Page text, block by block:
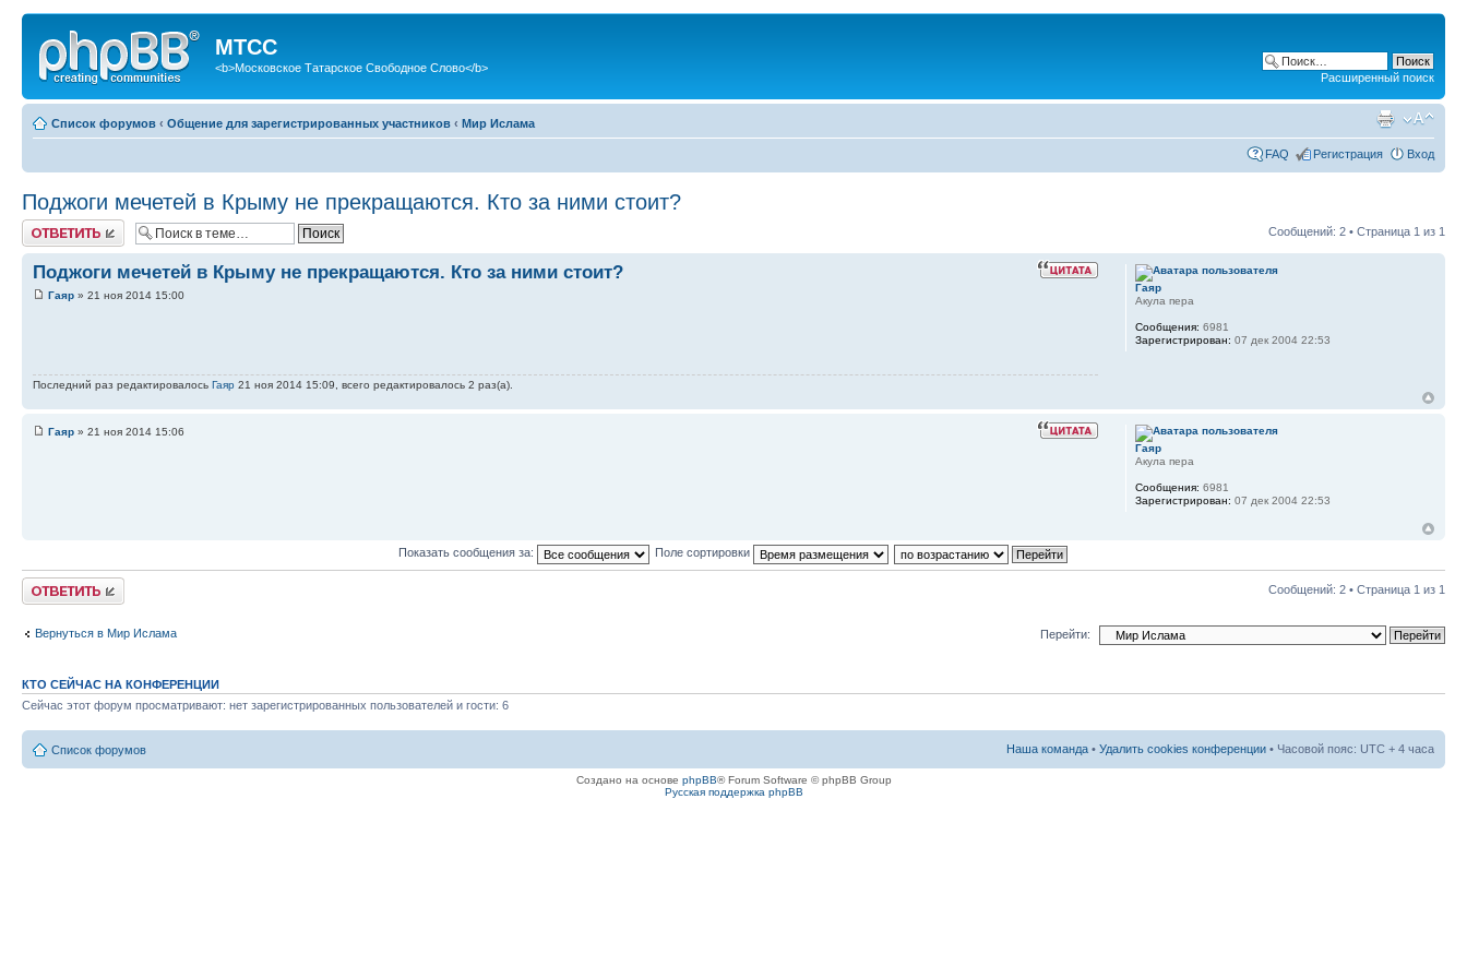
МТСС
<b>Московское Татарское Свободное Слово</b>
Расширенный поиск
Список форумов ‹ Общение для зарегистрированных участников ‹ Мир Ислама
FAQ Регистрация Вход
Поджоги мечетей в Крыму не прекращаются. Кто за ними стоит?
Ответить Сообщений: 2 • Страница 1 из 1
Поджоги мечетей в Крыму не прекращаются. Кто за ними стоит?
Гаяр » 21 ноя 2014 15:00
Последний раз редактировалось Гаяр 21 ноя 2014 15:09, всего редактировалось 2 раз(а).
Гаяр
Акула пера
Сообщения: 6981
Зарегистрирован: 07 дек 2004 22:53
Гаяр » 21 ноя 2014 15:06
Гаяр
Акула пера
Сообщения: 6981
Зарегистрирован: 07 дек 2004 22:53
Показать сообщения за: Поле сортировки
Ответить Сообщений: 2 • Страница 1 из 1
Вернуться в Мир Ислама Перейти:
КТО СЕЙЧАС НА КОНФЕРЕНЦИИ
Сейчас этот форум просматривают: нет зарегистрированных пользователей и гости: 6
Список форумов Наша команда • Удалить cookies конференции • Часовой пояс: UTC + 4 часа
Создано на основе phpBB® Forum Software © phpBB Group
Русская поддержка phpBB